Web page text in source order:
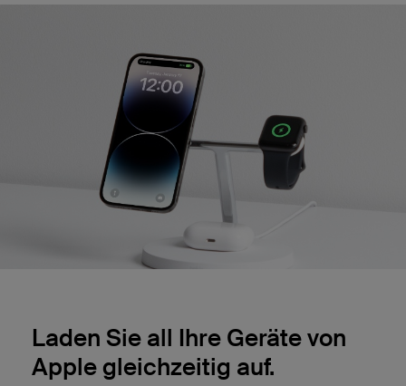
Laden Sie all Ihre Geräte von
Apple gleichzeitig auf.